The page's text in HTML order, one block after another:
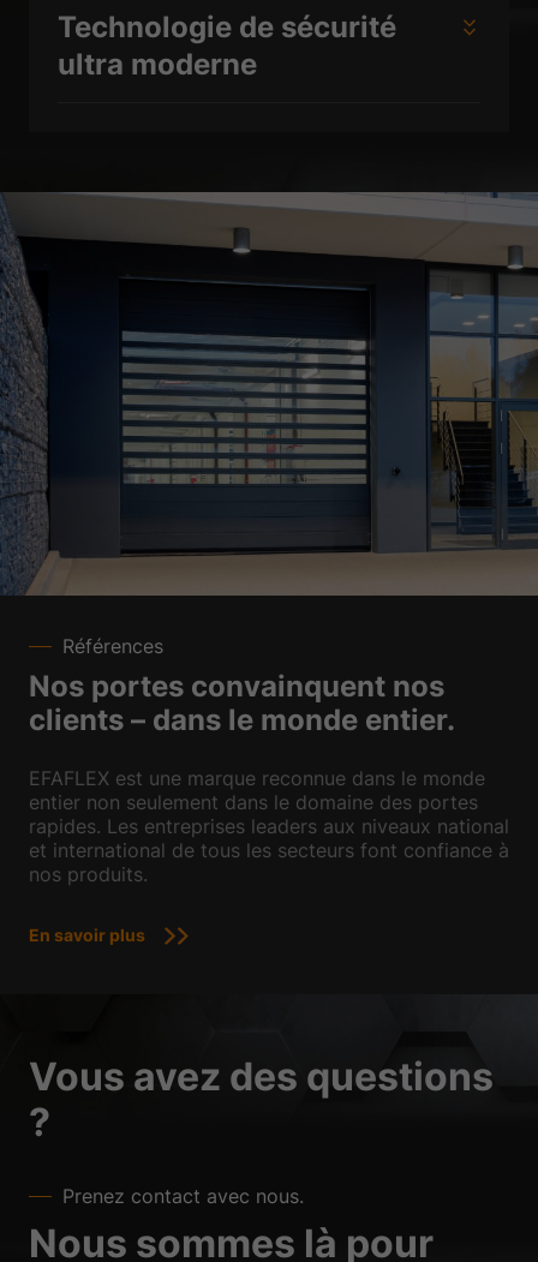
Technologie de sécurité
ultra moderne
Références
Nos portes convainquent nos
clients – dans le monde entier.
EFAFLEX est une marque reconnue dans le monde
entier non seulement dans le domaine des portes
rapides. Les entreprises leaders aux niveaux national
et international de tous les secteurs font confiance à
nos produits.
En savoir plus
Vous avez des questions
?
Prenez contact avec nous.
Nous sommes là pour